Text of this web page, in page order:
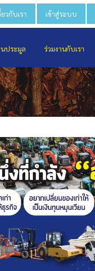
ยวกับเรา เข้าสู่ระบบ
ประมูล ร่วมงานกับเรา